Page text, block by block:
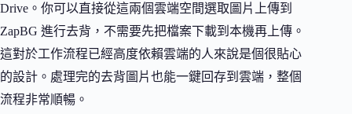
Drive。你可以直接從這兩個雲端空間選取圖片上傳到
ZapBG 進行去背，不需要先把檔案下載到本機再上傳。
這對於工作流程已經高度依賴雲端的人來說是個很貼心
的設計。處理完的去背圖片也能一鍵回存到雲端，整個
流程非常順暢。